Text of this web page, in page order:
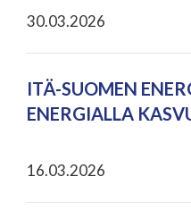
30.03.2026
ITÄ-SUOMEN
ENERGIALLA
16.03.2026